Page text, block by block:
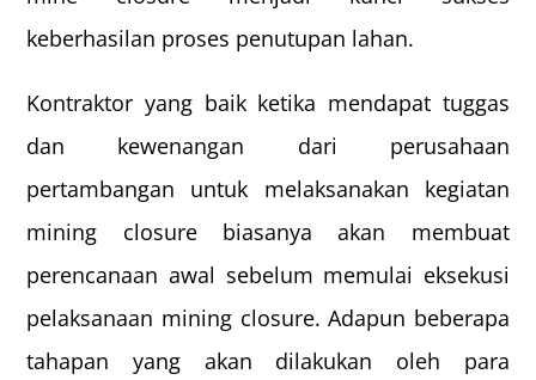
keberhasilan proses penutupan lahan.
Kontraktor yang baik ketika mendapat tuggas
dan kewenangan dari perusahaan
pertambangan untuk melaksanakan kegiatan
mining closure biasanya akan membuat
perencanaan awal sebelum memulai eksekusi
pelaksanaan mining closure. Adapun beberapa
tahapan yang akan dilakukan oleh para